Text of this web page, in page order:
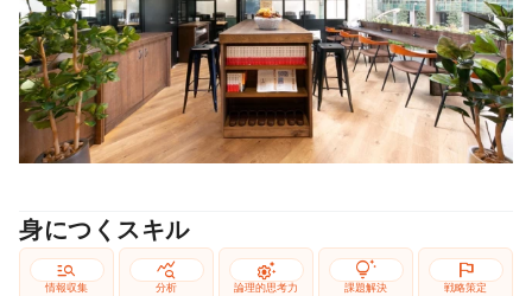
身につくスキル
manage_search
情報収集
query_stats
分析
settings_suggest
論理的思考力
tips_and_updates
課題解決
flag
戦略策定